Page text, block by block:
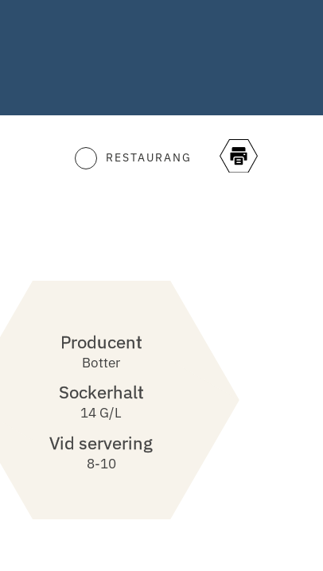
RESTAURANG
Producent
Botter
Sockerhalt
14 G/l
Vid servering
8-10